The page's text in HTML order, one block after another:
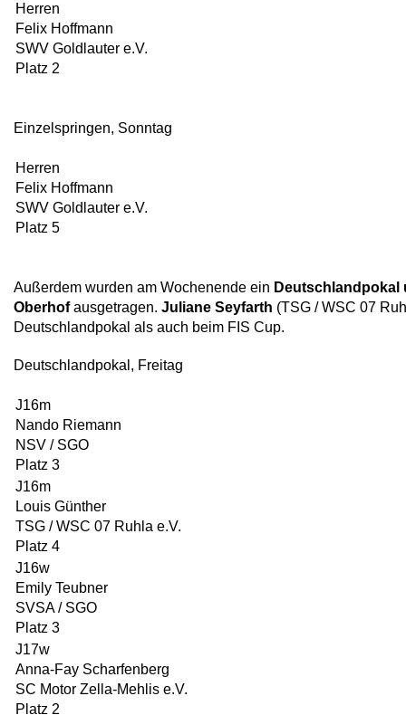
Herren
Felix Hoffmann
SWV Goldlauter e.V.
Platz 2
Einzelspringen, Sonntag
Herren
Felix Hoffmann
SWV Goldlauter e.V.
Platz 5
Außerdem wurden am Wochenende ein Deutschlandpokal
Oberhofausgetragen. Juliane Seyfarth (TSG / WSC 07
Deutschlandpokal als auch beim FIS Cup.
Deutschlandpokal, Freitag
J16m
Nando Riemann
NSV / SGO
Platz 3
J16m
Louis Günther
TSG / WSC 07 Ruhla e.V.
Platz 4
J16w
Emily Teubner
SVSA / SGO
Platz 3
J17w
Anna-Fay Scharfenberg
SC Motor Zella-Mehlis e.V.
Platz 2